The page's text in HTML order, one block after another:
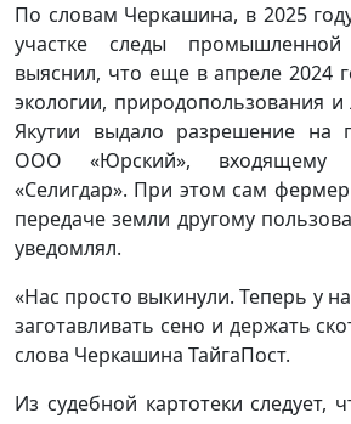
По словам Черкашина, в 2025
участке следы
выяснил, что еще в апреле 2024
экологии, природопользования и
Якутии выдало разрешение на
ООО «Юрский»,
«Селигдар». При этом сам
передаче земли другому
уведомлял.
«Нас просто выкинули. Теперь у
заготавливать сено и держать
слова Черкашина ТайгаПост.
Из судебной картотеки следует,